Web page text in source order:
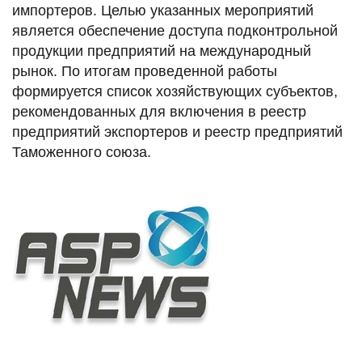
импортеров. Целью указанных мероприятий
является обеспечение доступа подконтрольной
продукции предприятий на международный
рынок. По итогам проведенной работы
формируется список хозяйствующих субъектов,
рекомендованных для включения в реестр
предприятий экспортеров и реестр предприятий
Таможенного союза.